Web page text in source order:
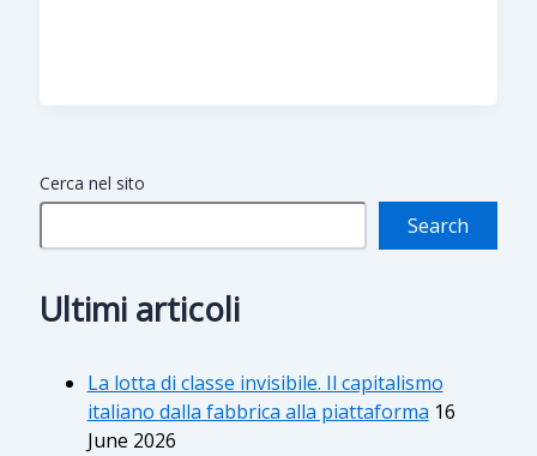
Cerca nel sito
Search
Ultimi articoli
La lotta di classe invisibile. Il capitalismo
italiano dalla fabbrica alla piattaforma 16
June 2026